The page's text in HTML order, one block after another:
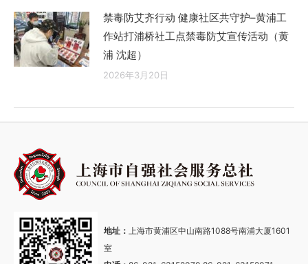
禁毒防艾齐行动 健康社区共守护–黄浦工
作站打浦桥社工点禁毒防艾宣传活动（黄
浦 沈超）
2026年3月20日
地址： 上海市黄浦区中山南路1088号南浦大厦1601
室